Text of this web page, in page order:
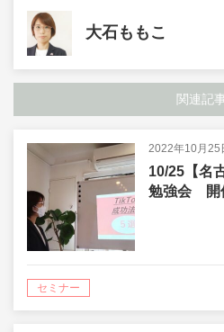
大石ももこ
関連記
2022年10月25
10/25【名
勉強会 開
セミナー